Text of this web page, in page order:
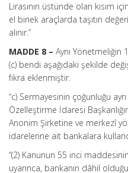
Lirasının üstünde olan kısım
el binek araçlarda taşıtın
alınır.”
MADDE 8 – Aynı Yönetmeliğin
(c) bendi aşağıdaki şekilde
fıkra eklenmiştir.
“c) Sermayesinin çoğunluğu
Özelleştirme İdaresi
Anonim Şirketine ve merkezî
idarelerine ait bankalara
“(2) Kanunun 55 inci
uyarınca, bankanın dâhil